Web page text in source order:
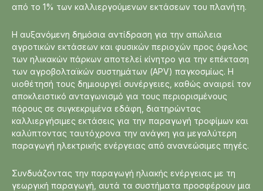
από το 1% των καλλιεργούμενων εκτάσεων του πλανήτη.
Η αυξανόμενη δημόσια αντίδραση για την απώλεια
αγροτικών εκτάσεων και φυσικών περιοχών προς όφελος
των ηλικακών πάρκων αποτελεί κίνητρο για την επέκταση
των αγροβολταϊκών συστημάτων (APV) παγκοσμίως. Η
υιοθέτησή τους δημιουργεί συνέργειες, καθώς αναιρεί τον
αποκλειστικό ανταγωνισμό για τους περιορισμένους
πόρους σε συγκεκριμένα εδάφη, διατηρώντας
καλλιεργήσιμες εκτάσεις για την παραγωγή τροφίμων και
καλύπτοντας ταυτόχρονα την ανάγκη για μεγαλύτερη
παραγωγή ηλεκτρικής ενέργειας από ανανεώσιμες πηγές.
Συνδυάζοντας την παραγωγή ηλιακής ενέργειας με τη
γεωργική παραγωγή, αυτά τα συστήματα προσφέρουν μια